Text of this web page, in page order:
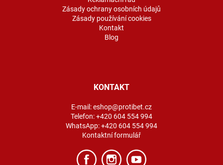
Zásady ochrany osobních údajů
Zásady používání cookies
Kontakt
Blog
KONTAKT
E-mail:eshop@protibet.cz
Telefon:+420 604 554 994
WhatsApp:+420 604 554 994
Kontaktní formulář